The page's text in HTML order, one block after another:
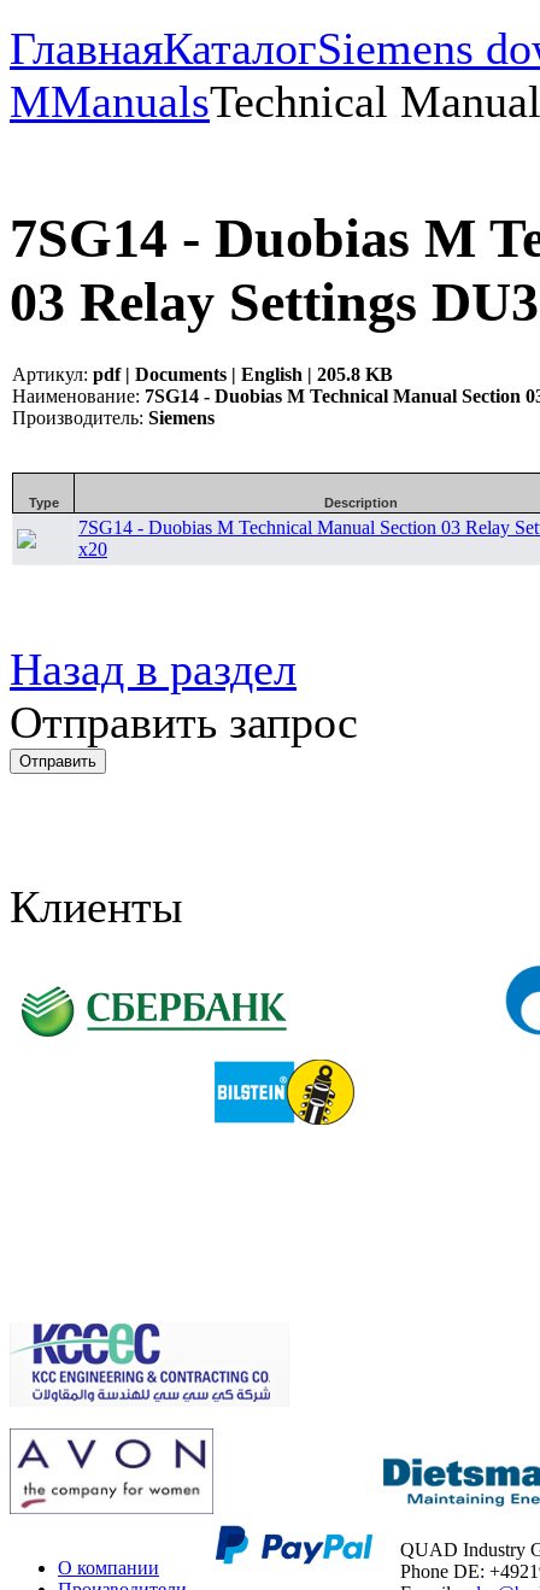
ГлавнаяКаталогSiemens
MManualsTechnical Manual
7SG14 - Duobias M
03 Relay Settings
Артикул: pdf | Documents | English | 205.8 KB
Наименование: 7SG14 - Duobias M Technical Manual Section
Производитель: Siemens
Type Description
7SG14 - Duobias M Technical Manual Section 03 Relay
x20
Назад в раздел
Отправить запрос
Клиенты
О компании
QUAD Industry
Phone DE: